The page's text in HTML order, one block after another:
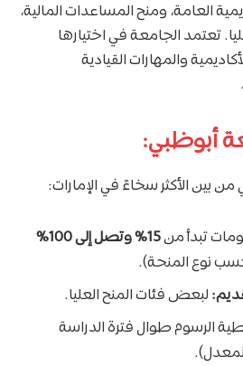
العامة، ومنح المساعدات المالية،
تعتمد الجامعة في اختيارها
والمهارات القيادية
أبوظبي:
من بين الأكثر سخاءً في الإمارات:
تبدأ من15% وتصل إلى 100%
نوع المنحة).
لبعض فئات المنح العليا.
الرسوم طوال فترة الدراسة